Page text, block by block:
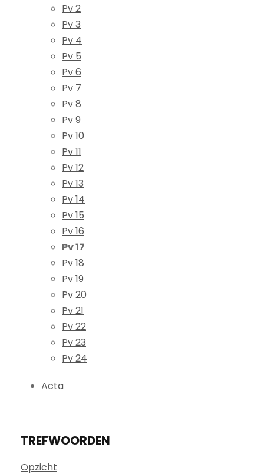
Pv 2
Pv 3
Pv 4
Pv 5
Pv 6
Pv 7
Pv 8
Pv 9
Pv 10
Pv 11
Pv 12
Pv 13
Pv 14
Pv 15
Pv 16
Pv 17
Pv 18
Pv 19
Pv 20
Pv 21
Pv 22
Pv 23
Pv 24
Acta
TREFWOORDEN
Opzicht